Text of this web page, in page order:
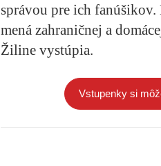
správou pre ich
mená zahraničnej a
Žiline vystúpia.
Vstupenky si